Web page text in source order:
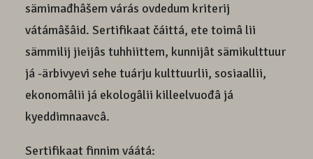
sämimađhâšem várás ovdedum kriterij
vátámâšâid. Sertifikaat čáittá, ete toimâ lii
sämmilij jieijâs tuhhiittem, kunnijât sämikulttuur
já -ärbivyevi sehe tuárju kulttuurlii, sosiaallii,
ekonomâlii já ekologâlii killeelvuođâ já
kyeddimnaavcâ.
Sertifikaat finnim váátá: